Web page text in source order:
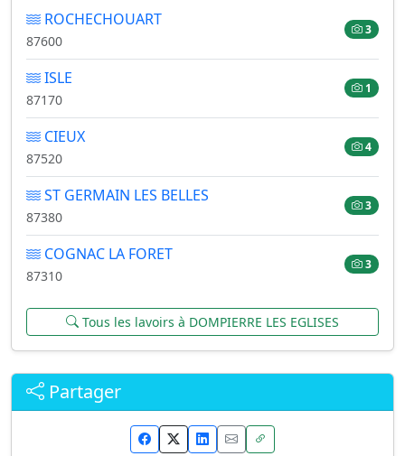
ROCHECHOUART
87600
3
ISLE
87170
1
CIEUX
87520
4
ST GERMAIN LES BELLES
87380
3
COGNAC LA FORET
87310
3
Tous les lavoirs à DOMPIERRE LES EGLISES
Partager